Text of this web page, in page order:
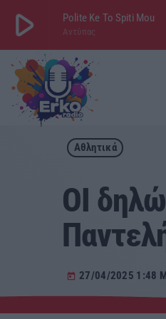
play_arrow Polite Ke To Spiti Mou
Αντύπας
play_arrow ΕΡΚΟ
LIVE
Αθλητικά
ΟΙ
today 27/04/2025 1:48